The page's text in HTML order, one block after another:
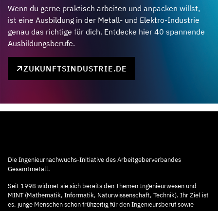
Wenn du gerne praktisch arbeiten und anpacken willst,
ist eine Ausbildung in der Metall- und Elektro-Industrie
genau das richtige für dich. Entdecke hier 40 spannende
Ausbildungsberufe.
ZUKUNFTSINDUSTRIE.DE
Die Ingenieurnachwuchs-Initiative des Arbeitgeberverbandes
Gesamtmetall.
Seit 1998 widmet sie sich bereits den Themen Ingenieurwesen und
MINT (Mathematik, Informatik, Naturwissenschaft, Technik). Ihr Ziel ist
es, junge Menschen schon frühzeitig für den Ingenieursberuf sowie